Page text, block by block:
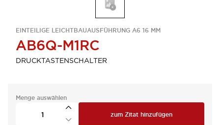
EINTEILIGE LEICHTBAUAUSFÜHRUNG A6 16 MM
AB6Q-M1RC
DRUCKTASTENSCHALTER
Menge auswählen
zum Zitat hinzufügen